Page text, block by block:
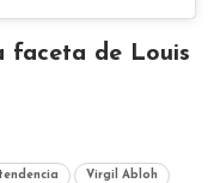
faceta de Louis
tendencia Virgil Abloh